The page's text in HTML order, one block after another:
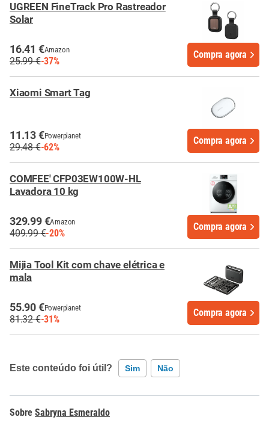
UGREEN FineTrack Pro Rastreador
Solar
16.41 €Amazon
25.99 €-37%
Compra agora
Xiaomi Smart Tag
11.13 €Powerplanet
29.48 €-62%
Compra agora
COMFEE' CFP03EW100W-HL
Lavadora 10 kg
329.99 €Amazon
409.99 €-20%
Compra agora
Mijia Tool Kit com chave elétrica e
mala
55.90 €Powerplanet
81.32 €-31%
Compra agora
Este conteúdo foi útil? Sim Não
Sabryna Esmeraldo